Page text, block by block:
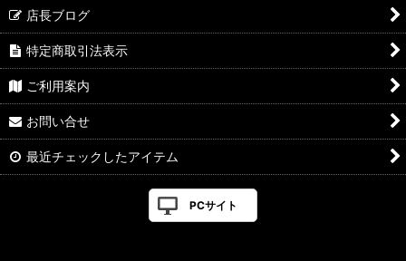
店長ブログ
特定商取引法表示
ご利用案内
お問い合せ
最近チェックしたアイテム
PCサイト